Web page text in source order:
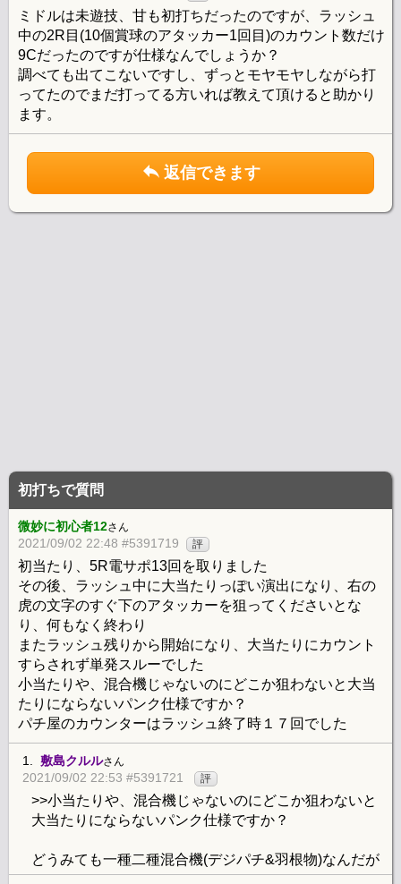
ミドルは未遊技、甘も初打ちだったのですが、ラッシュ
中の2R目(10個賞球のアタッカー1回目)のカウント数だけ
9Cだったのですが仕様なんでしょうか？
調べても出てこないですし、ずっとモヤモヤしながら打
ってたのでまだ打ってる方いれば教えて頂けると助かり
ます。
返信できます
初打ちで質問
微妙に初心者12さん
2021/09/02 22:48 #5391719 評
初当たり、5R電サポ13回を取りました
その後、ラッシュ中に大当たりっぽい演出になり、右の
虎の文字のすぐ下のアタッカーを狙ってくださいとな
り、何もなく終わり
またラッシュ残りから開始になり、大当たりにカウント
すらされず単発スルーでした
小当たりや、混合機じゃないのにどこか狙わないと大当
たりにならないパンク仕様ですか？
パチ屋のカウンターはラッシュ終了時１７回でした
1. 敷島クルルさん
2021/09/02 22:53 #5391721 評
>>小当たりや、混合機じゃないのにどこか狙わないと
大当たりにならないパンク仕様ですか？
どうみても一種二種混合機(デジパチ&羽根物)なんだが